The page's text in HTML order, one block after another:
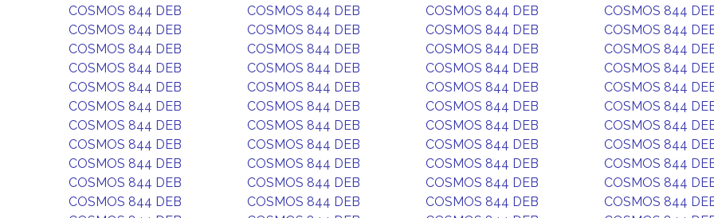
COSMOS 844 DEB
COSMOS 844 DEB COSMOS 844 DEB
COSMOS 844
COSMOS 844 DEB
COSMOS 844 DEB COSMOS 844 DEB
COSMOS 844
COSMOS 844 DEB
COSMOS 844 DEB COSMOS 844 DEB
COSMOS 844
COSMOS 844 DEB
COSMOS 844 DEB COSMOS 844 DEB
COSMOS 844
COSMOS 844 DEB
COSMOS 844 DEB COSMOS 844 DEB
COSMOS 844
COSMOS 844 DEB
COSMOS 844 DEB COSMOS 844 DEB
COSMOS 844
COSMOS 844 DEB
COSMOS 844 DEB COSMOS 844 DEB
COSMOS 844
COSMOS 844 DEB
COSMOS 844 DEB COSMOS 844 DEB
COSMOS 844
COSMOS 844 DEB
COSMOS 844 DEB COSMOS 844 DEB
COSMOS 844
COSMOS 844 DEB
COSMOS 844 DEB COSMOS 844 DEB
COSMOS 844
COSMOS 844 DEB
COSMOS 844 DEB COSMOS 844 DEB
COSMOS 844